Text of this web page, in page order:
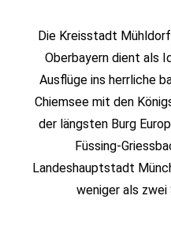
Die Kreisstadt
Oberbayern dient als
Ausflüge ins herrliche
Chiemsee mit den
der längsten Burg
Füssing-
Landeshauptstadt
weniger als zwei